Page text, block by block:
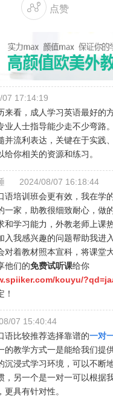
 点赞
07 17:14:19
来看，成人学习英语最好的
业人士指导能少走不少弯路
并流利表达，关键在于实践
给你相关的资源和练习。
2024/08/07 16:18:44
语培训班会更有效，我在学
一家，助教很细致耐心，做
和学习能力，外教老师上课
入我感兴趣的问题帮助我进
对着教材照本宣科，将课堂
他们的免费试听课给你
kouyu/
！
07 15:40:44
语比较推荐选择靠谱的一对
的教学方式一是能给我们提
沉浸式学习环境，可以不断
，另一个是一对一可以根据
具有针对性。